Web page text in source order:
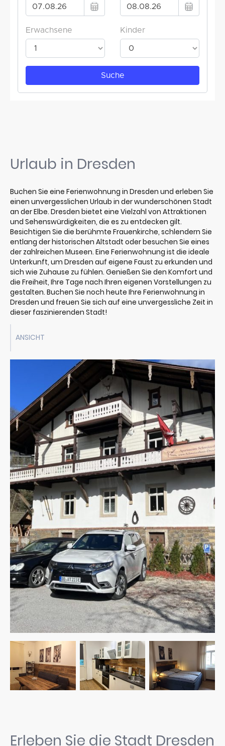
Urlaub in Dresden
Buchen Sie eine Ferienwohnung in Dresden und erleben Sie
einen unvergesslichen Urlaub in der wunderschönen Stadt
an der Elbe. Dresden bietet eine Vielzahl von Attraktionen
und Sehenswürdigkeiten, die es zu entdecken gilt.
Besichtigen Sie die berühmte Frauenkirche, schlendern Sie
entlang der historischen Altstadt oder besuchen Sie eines
der zahlreichen Museen. Eine Ferienwohnung ist die ideale
Unterkunft, um Dresden auf eigene Faust zu erkunden und
sich wie Zuhause zu fühlen. Genießen Sie den Komfort und
die Freiheit, Ihre Tage nach Ihren eigenen Vorstellungen zu
gestalten. Buchen Sie noch heute Ihre Ferienwohnung in
Dresden und freuen Sie sich auf eine unvergessliche Zeit in
dieser faszinierenden Stadt!
ANSICHT
Erleben Sie die Stadt Dresden